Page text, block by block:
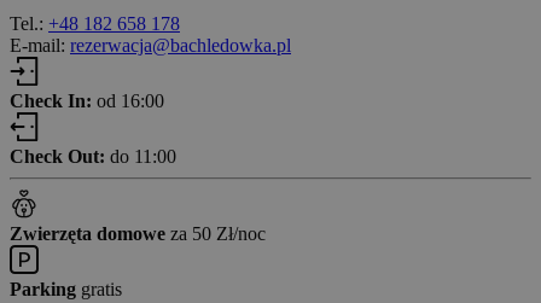
Tel.: +48 182 658 178
E-mail: rezerwacja@bachledowka.pl
Check In: od 16:00
Check Out: do 11:00
Zwierzęta domowe za 50 Zł/noc
Parking gratis